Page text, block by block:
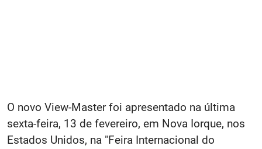
O novo View-Master foi apresentado na última
sexta-feira, 13 de fevereiro, em Nova Iorque, nos
Estados Unidos, na "Feira Internacional do